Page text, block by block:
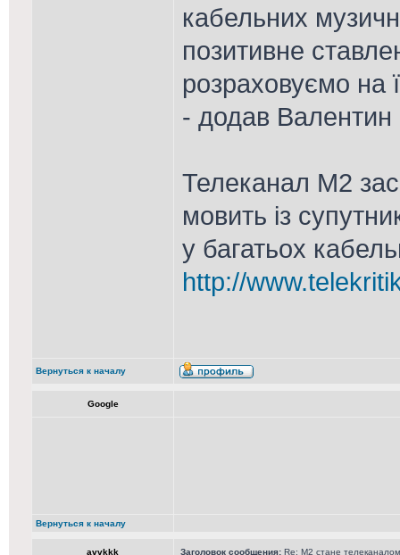
кабельних
позитивне
розраховуємо на
- додав Валентин
Телеканал М2
мовить із
у багатьох
http://
Вернуться к началу
Google
Вернуться к началу
avvkkk Заголовок сообщения: Re: М2 стане телеканалом